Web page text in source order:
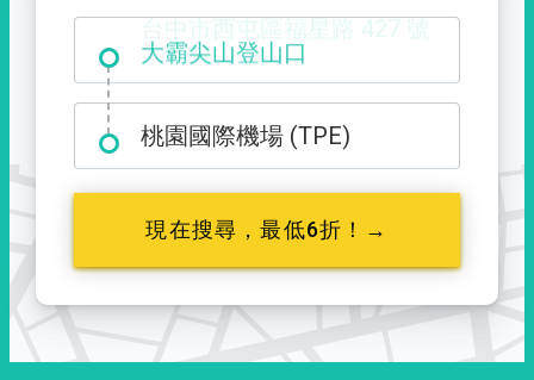
台中市西屯區福星路 427 號
桃園國際機場 (TPE)
現在搜尋，最低6折！→